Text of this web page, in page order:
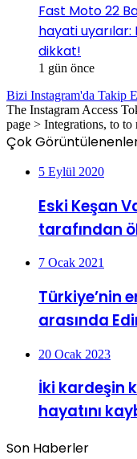
Fast Moto 22
hayati uyarılar:
dikkat!
1 gün önce
Bizi Instagram'da Takip
The Instagram Access
page > Integrations, to to
Çok
5 Eylül 2020
Eski Keşan
tarafından
7 Ocak 2021
Türkiye’nin
arasında
20 Ocak 2023
İki kardeşin
hayatını
Son Haberler